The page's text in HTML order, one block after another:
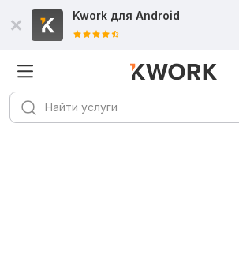
Kwork для Android